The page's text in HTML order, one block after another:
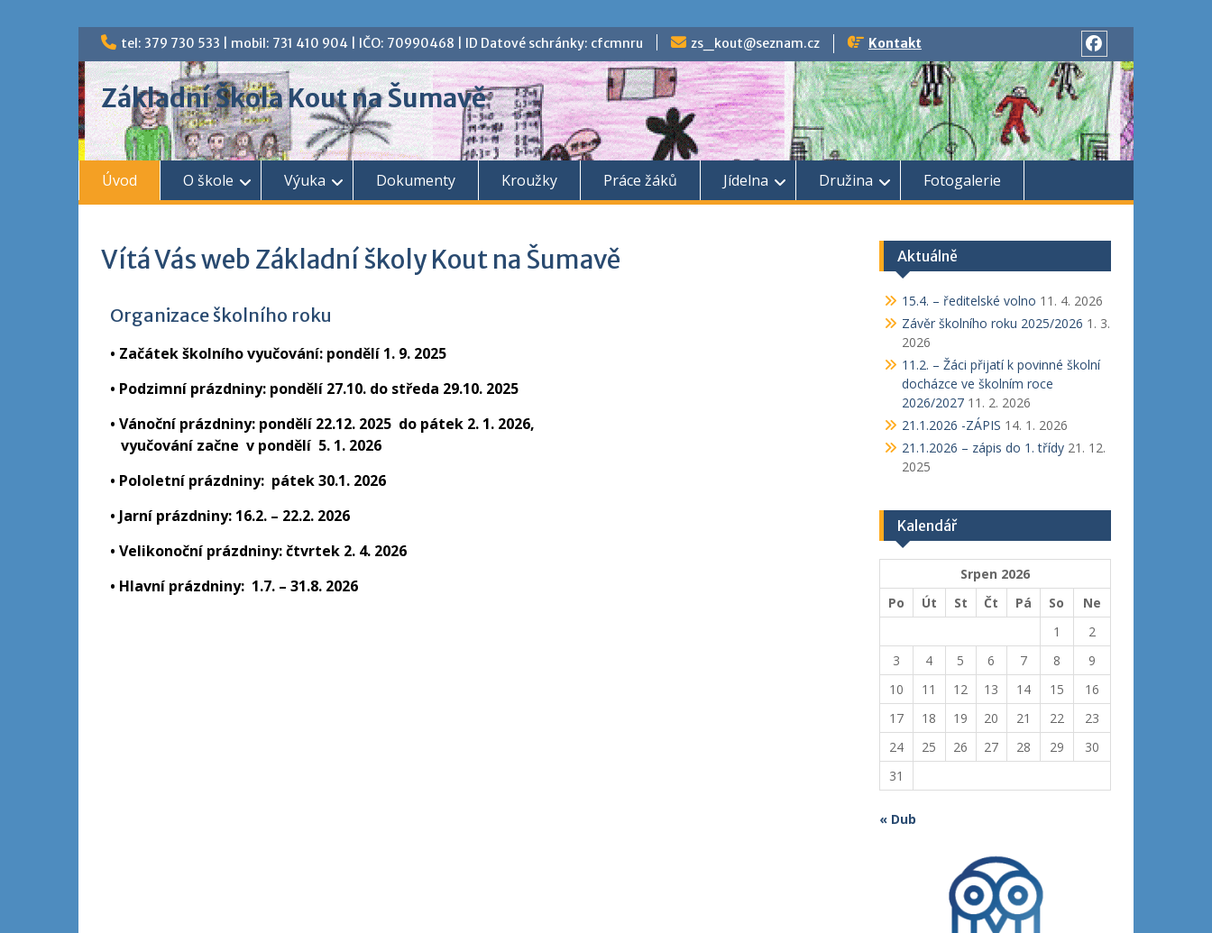
tel: 379 730 533 | mobil: 731 410 904 | IČO: 70990468 | ID Datové schránky: cfcmnru zs_kout@seznam.cz Kontakt
Základní Škola Kout na Šumavě
Úvod O škole Výuka Dokumenty Kroužky Práce žáků Jídelna Družina Fotogalerie
Vítá Vás web Základní školy Kout na Šumavě
Organizace školního roku
• Začátek školního vyučování: pondělí 1. 9. 2025
• Podzimní prázdniny: pondělí 27.10. do středa 29.10. 2025
• Vánoční prázdniny: pondělí 22.12. 2025 do pátek 2. 1. 2026,
vyučování začne v pondělí 5. 1. 2026
• Pololetní prázdniny: pátek 30.1. 2026
• Jarní prázdniny: 16.2. – 22.2. 2026
• Velikonoční prázdniny: čtvrtek 2. 4. 2026
• Hlavní prázdniny: 1.7. – 31.8. 2026
Aktuálně
15.4. – ředitelské volno 11. 4. 2026
Závěr školního roku 2025/2026 1. 3.
2026
11.2. – Žáci přijatí k povinné školní
docházce ve školním roce
2026/2027 11. 2. 2026
21.1.2026 -ZÁPIS 14. 1. 2026
21.1.2026 – zápis do 1. třídy 21. 12.
2025
Kalendář
Srpen 2026
Po
Út St Čt Pá So
Ne
1
2
3
4 5 6 7 8
9
10
11 12 13 14 15
16
17
18 19 20 21 22
23
24
25 26 27 28 29
30
31
« Dub